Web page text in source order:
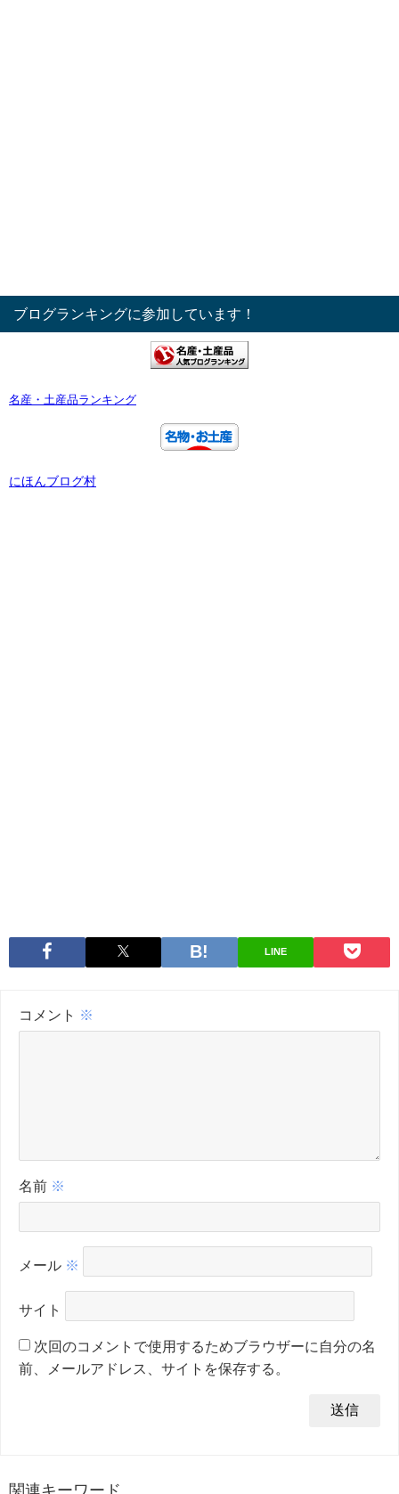
ブログランキングに参加しています！
名産・土産品ランキング
にほんブログ村
LINE
コメント ※
名前 ※
メール ※
サイト
次回のコメントで使用するためブラウザーに自分の名
前、メールアドレス、サイトを保存する。
関連キーワード